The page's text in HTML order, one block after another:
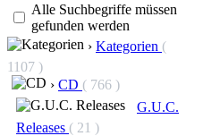
Alle Suchbegriffe müssen
gefunden werden
› Kategorien (
1107 )
› CD ( 766 )
G.U.C.
Releases ( 21 )